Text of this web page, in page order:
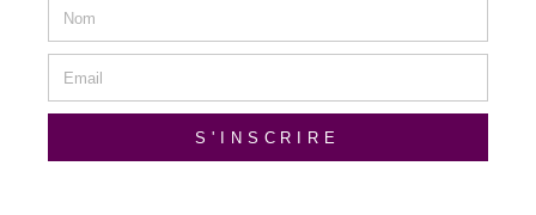
S'INSCRIRE